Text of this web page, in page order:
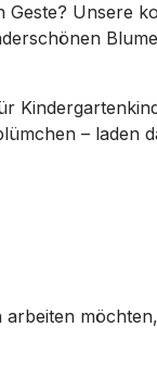
Unsere
– laden
arbeiten